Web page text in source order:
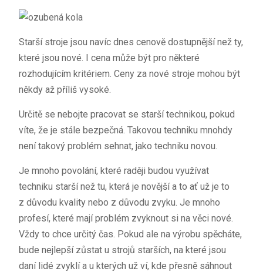
Starší stroje jsou navíc dnes cenově dostupnější než ty,
které jsou nové. I cena může být pro některé
rozhodujícím kritériem. Ceny za nové stroje mohou být
někdy až příliš vysoké.
Určitě se nebojte pracovat se starší technikou, pokud
víte, že je stále bezpečná. Takovou techniku mnohdy
není takový problém sehnat, jako techniku novou.
Je mnoho povolání, které raději budou využívat
techniku starší než tu, která je novější a to ať už je to
z důvodu kvality nebo z důvodu zvyku. Je mnoho
profesí, které mají problém zvyknout si na věci nové.
Vždy to chce určitý čas. Pokud ale na výrobu spěcháte,
bude nejlepší zůstat u strojů starších, na které jsou
daní lidé zvyklí a u kterých už ví, kde přesně sáhnout